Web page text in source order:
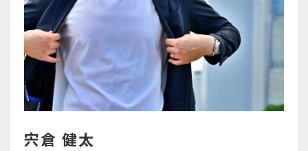
宍倉 健太